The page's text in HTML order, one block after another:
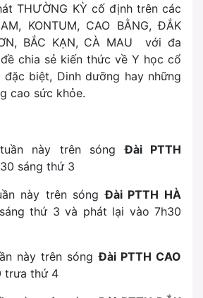
THƯỜNG KỲ cố định trên các
KONTUM, CAO BẰNG, ĐẮK
BẮC KẠN, CÀ MAU với đa
chia sẻ kiến thức về Y học cổ
biệt, Dinh dưỡng hay những
cao sức khỏe.
này trên sóngĐài PTTH
sáng thứ 3
này trên sóngĐài PTTH HÀ
thứ 3 và phát lại vào 7h30
này trên sóngĐài PTTH CAO
trưa thứ 4